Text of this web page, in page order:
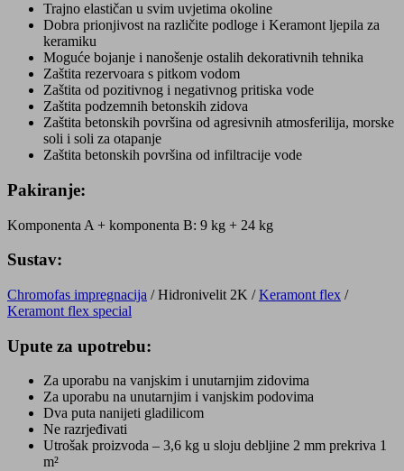
Trajno elastičan u svim uvjetima okoline
Dobra prionjivost na različite podloge i Keramont ljepila za
keramiku
Moguće bojanje i nanošenje ostalih dekorativnih tehnika
Zaštita rezervoara s pitkom vodom
Zaštita od pozitivnog i negativnog pritiska vode
Zaštita podzemnih betonskih zidova
Zaštita betonskih površina od agresivnih atmosferilija, morske
soli i soli za otapanje
Zaštita betonskih površina od infiltracije vode
Pakiranje:
Komponenta A + komponenta B: 9 kg + 24 kg
Sustav:
Chromofas impregnacija / Hidronivelit 2K /Keramont flex /
Keramont flex special
Upute za upotrebu:
Za uporabu na vanjskim i unutarnjim zidovima
Za uporabu na unutarnjim i vanjskim podovima
Dva puta nanijeti gladilicom
Ne razrjeđivati
Utrošak proizvoda – 3,6 kg u sloju debljine 2 mm prekriva 1
m²